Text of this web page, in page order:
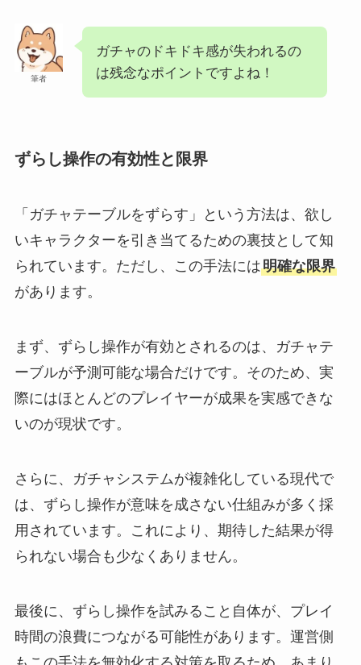
筆者
ガチャのドキドキ感が失われるの
は残念なポイントですよね！
ずらし操作の有効性と限界
「ガチャテーブルをずらす」という方法は、欲し
いキャラクターを引き当てるための裏技として知
られています。ただし、この手法には明確な限界
があります。
まず、ずらし操作が有効とされるのは、ガチャテ
ーブルが予測可能な場合だけです。そのため、実
際にはほとんどのプレイヤーが成果を実感できな
いのが現状です。
さらに、ガチャシステムが複雑化している現代で
は、ずらし操作が意味を成さない仕組みが多く採
用されています。これにより、期待した結果が得
られない場合も少なくありません。
最後に、ずらし操作を試みること自体が、プレイ
時間の浪費につながる可能性があります。運営側